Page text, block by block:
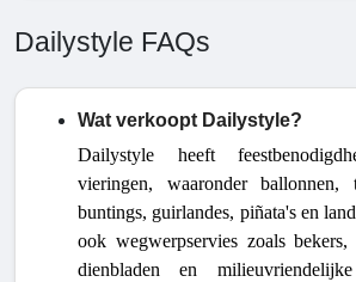
Dailystyle FAQs
Wat verkoopt Dailystyle?
Dailystyle heeft
vieringen, waaronder ballonnen,
buntings, guirlandes, piñata's en
ook wegwerpservies zoals bekers,
dienbladen en